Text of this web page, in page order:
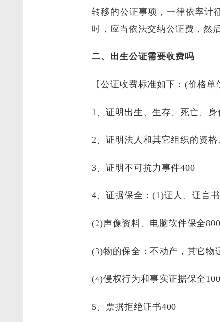
转移的公证事项，一律依率计
时，应当依法交纳公证费，然
二、出生公证需要收费吗
【公证收费标准如下：(价格单
1、证明出生、生存、死亡、
2、证明法人和其它组织的资格
3、证明不可抗力事件400
4、证据保全：(1)证人、证言
(2)声像资料、电脑软件保全800
(3)物的保全：不动产，其它物
(4)侵权行为和事实证据保全
5、票据拒绝证书400